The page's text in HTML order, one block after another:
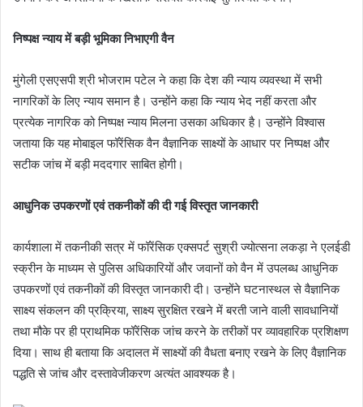
निष्पक्ष न्याय में बड़ी भूमिका निभाएगी वैन
मुंगेली एसएसपी श्री भोजराम पटेल ने कहा कि देश की न्याय व्यवस्था में सभी
नागरिकों के लिए न्याय समान है। उन्होंने कहा कि न्याय भेद नहीं करता और
प्रत्येक नागरिक को निष्पक्ष न्याय मिलना उसका अधिकार है। उन्होंने विश्वास
जताया कि यह मोबाइल फॉरेंसिक वैन वैज्ञानिक साक्ष्यों के आधार पर निष्पक्ष और
सटीक जांच में बड़ी मददगार साबित होगी।
आधुनिक उपकरणों एवं तकनीकों की दी गई विस्तृत जानकारी
कार्यशाला में तकनीकी सत्र में फॉरेंसिक एक्सपर्ट सुश्री ज्योत्सना लकड़ा ने एलईडी
स्क्रीन के माध्यम से पुलिस अधिकारियों और जवानों को वैन में उपलब्ध आधुनिक
उपकरणों एवं तकनीकों की विस्तृत जानकारी दी। उन्होंने घटनास्थल से वैज्ञानिक
साक्ष्य संकलन की प्रक्रिया, साक्ष्य सुरक्षित रखने में बरती जाने वाली सावधानियों
तथा मौके पर ही प्राथमिक फॉरेंसिक जांच करने के तरीकों पर व्यावहारिक प्रशिक्षण
दिया। साथ ही बताया कि अदालत में साक्ष्यों की वैधता बनाए रखने के लिए वैज्ञानिक
पद्धति से जांच और दस्तावेजीकरण अत्यंत आवश्यक है।